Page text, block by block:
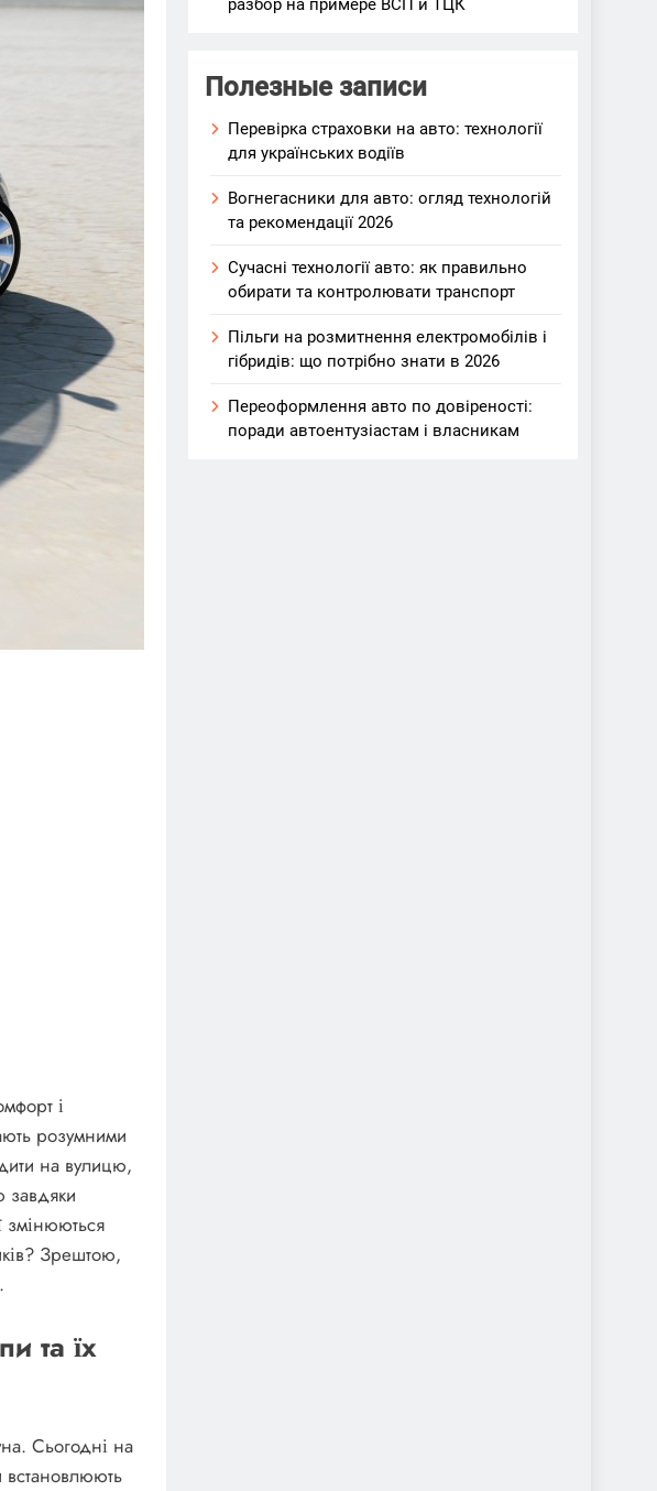
і
розумними
на вулицю,
завдяки
змінюються
Зрештою,
та їх
Сьогодні на
встановлюють
разбор на примере ВСП и ТЦК
Полезные записи
Перевірка страховки на авто: технології
для українських водіїв
Вогнегасники для авто: огляд технологій
та рекомендації 2026
Сучасні технології авто: як правильно
обирати та контролювати транспорт
Пільги на розмитнення електромобілів і
гібридів: що потрібно знати в 2026
Переоформлення авто по довіреності:
поради автоентузіастам і власникам